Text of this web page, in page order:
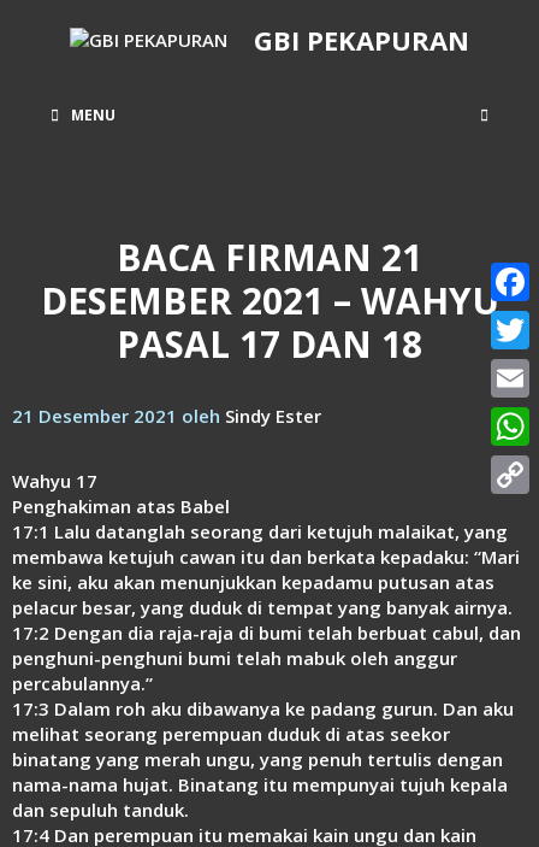
GBI PEKAPURAN
MENU
BACA FIRMAN 21
DESEMBER 2021 – WAHYU
PASAL 17 DAN 18
21 Desember 2021 oleh Sindy Ester
Wahyu 17
Penghakiman atas Babel
17:1 Lalu datanglah seorang dari ketujuh malaikat, yang
membawa ketujuh cawan itu dan berkata kepadaku: “Mari
ke sini, aku akan menunjukkan kepadamu putusan atas
pelacur besar, yang duduk di tempat yang banyak airnya.
17:2 Dengan dia raja-raja di bumi telah berbuat cabul, dan
penghuni-penghuni bumi telah mabuk oleh anggur
percabulannya.”
17:3 Dalam roh aku dibawanya ke padang gurun. Dan aku
melihat seorang perempuan duduk di atas seekor
binatang yang merah ungu, yang penuh tertulis dengan
nama-nama hujat. Binatang itu mempunyai tujuh kepala
dan sepuluh tanduk.
17:4 Dan perempuan itu memakai kain ungu dan kain
Email
Link